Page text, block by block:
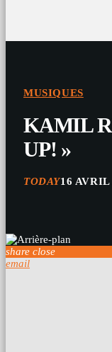
MUSIQUES
KAMIL
UP! »
TODAY16 AVRIL
share close
email